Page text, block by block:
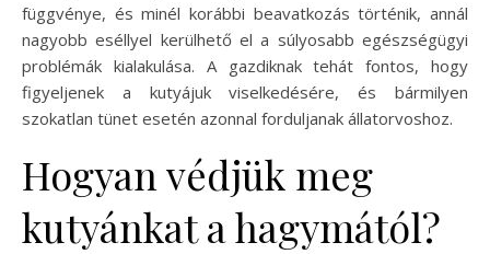
függvénye, és minél korábbi beavatkozás történik, annál
nagyobb eséllyel kerülhető el a súlyosabb egészségügyi
problémák kialakulása. A gazdiknak tehát fontos, hogy
figyeljenek a kutyájuk viselkedésére, és bármilyen
szokatlan tünet esetén azonnal forduljanak állatorvoshoz.
Hogyan védjük meg
kutyánkat a hagymától?